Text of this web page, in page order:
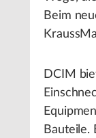
Beim
DCIM
Bauteile.